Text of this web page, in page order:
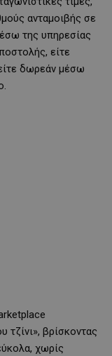
ανταμοιβής σε
της υπηρεσίας
είτε
δωρεάν μέσω
τζίνι», βρίσκοντας
χωρίς